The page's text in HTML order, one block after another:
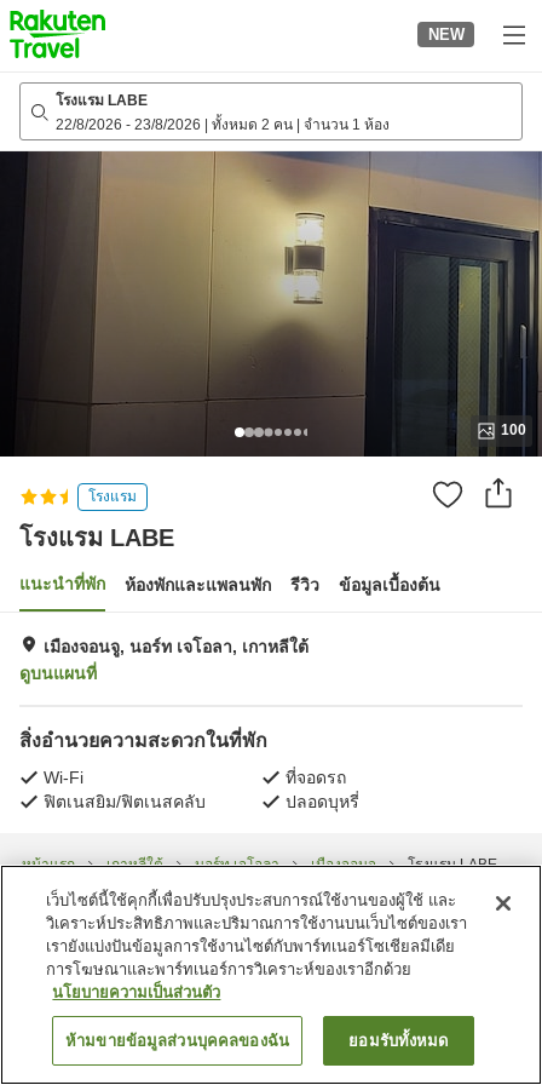
to
top
page
NEW
โรงแรม LABE
22/8/2026 - 23/8/2026 ทั้งหมด 2 คน จำนวน 1 ห้อง
100
โรงแรม
โรงแรม LABE
แนะนำที่พัก ห้องพักและแพลนพัก รีวิว ข้อมูลเบื้องต้น
เมืองจอนจู, นอร์ท เจโอลา, เกาหลีใต้
ดูบนแผนที่
สิ่งอำนวยความสะดวกในที่พัก
Wi-Fi
ที่จอดรถ
ฟิตเนสยิม/ฟิตเนสคลับ
ปลอดบุหรี่
หน้าแรก เกาหลีใต้ นอร์ท เจโอลา เมืองจอนจู โรงแรม LABE
ค้นหาห้องพัก
เว็บไซต์นี้ใช้คุกกี้เพื่อปรับปรุงประสบการณ์ใช้งานของผู้ใช้ และ
วิเคราะห์ประสิทธิภาพและปริมาณการใช้งานบนเว็บไซต์ของเรา
เรายังแบ่งปันข้อมูลการใช้งานไซต์กับพาร์ทเนอร์โซเชียลมีเดีย
การโฆษณาและพาร์ทเนอร์การวิเคราะห์ของเราอีกด้วย
นโยบายความเป็นส่วนตัว
ห้ามขายข้อมูลส่วนบุคคลของฉัน ยอมรับทั้งหมด